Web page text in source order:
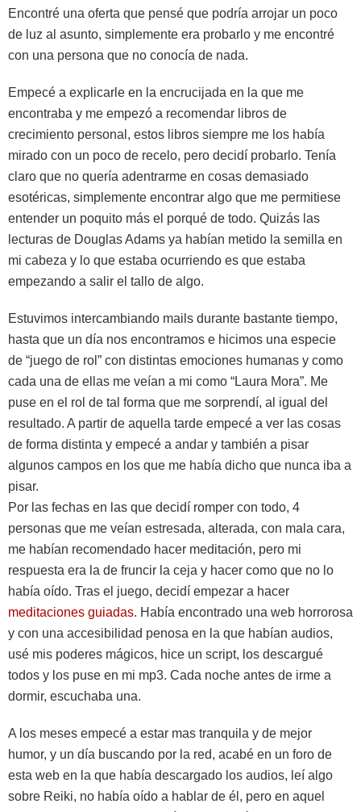
Encontré una oferta que pensé que podría arrojar un poco
de luz al asunto, simplemente era probarlo y me encontré
con una persona que no conocía de nada.
Empecé a explicarle en la encrucijada en la que me
encontraba y me empezó a recomendar libros de
crecimiento personal, estos libros siempre me los había
mirado con un poco de recelo, pero decidí probarlo. Tenía
claro que no quería adentrarme en cosas demasiado
esotéricas, simplemente encontrar algo que me permitiese
entender un poquito más el porqué de todo. Quizás las
lecturas de Douglas Adams ya habían metido la semilla en
mi cabeza y lo que estaba ocurriendo es que estaba
empezando a salir el tallo de algo.
Estuvimos intercambiando mails durante bastante tiempo,
hasta que un día nos encontramos e hicimos una especie
de “juego de rol” con distintas emociones humanas y como
cada una de ellas me veían a mi como “Laura Mora”. Me
puse en el rol de tal forma que me sorprendí, al igual del
resultado. A partir de aquella tarde empecé a ver las cosas
de forma distinta y empecé a andar y también a pisar
algunos campos en los que me había dicho que nunca iba a
pisar.
Por las fechas en las que decidí romper con todo, 4
personas que me veían estresada, alterada, con mala cara,
me habían recomendado hacer meditación, pero mi
respuesta era la de fruncir la ceja y hacer como que no lo
había oído. Tras el juego, decidí empezar a hacer
meditaciones guiadas. Había encontrado una web horrorosa
y con una accesibilidad penosa en la que habían audios,
usé mis poderes mágicos, hice un script, los descargué
todos y los puse en mi mp3. Cada noche antes de irme a
dormir, escuchaba una.
A los meses empecé a estar mas tranquila y de mejor
humor, y un día buscando por la red, acabé en un foro de
esta web en la que había descargado los audios, leí algo
sobre Reiki, no había oído a hablar de él, pero en aquel